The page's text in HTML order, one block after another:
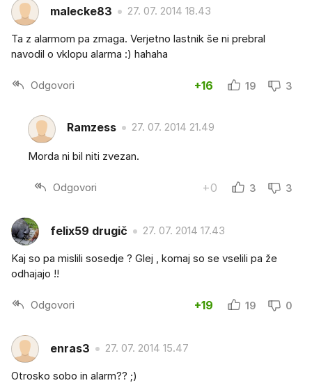
malecke83 27. 07. 2014 18.43
Ta z alarmom pa zmaga. Verjetno lastnik še ni prebral
navodil o vklopu alarma :) hahaha
Odgovori +16 19 3
Ramzess 27. 07. 2014 21.49
Morda ni bil niti zvezan.
Odgovori +0 3 3
felix59 drugič 27. 07. 2014 17.43
Kaj so pa mislili sosedje ? Glej , komaj so se vselili pa že
odhajajo !!
Odgovori +19 19 0
enras3 27. 07. 2014 15.47
Otrosko sobo in alarm?? ;)